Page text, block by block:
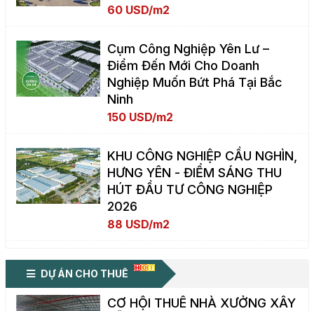
60 USD/m2
Cụm Công Nghiệp Yên Lư –
Điểm Đến Mới Cho Doanh
Nghiệp Muốn Bứt Phá Tại Bắc
Ninh
150 USD/m2
KHU CÔNG NGHIỆP CẦU NGHÌN,
HƯNG YÊN - ĐIỂM SÁNG THU
HÚT ĐẦU TƯ CÔNG NGHIỆP
2026
88 USD/m2
DỰ ÁN CHO THUÊ
CƠ HỘI THUÊ NHÀ XƯỞNG XÂY